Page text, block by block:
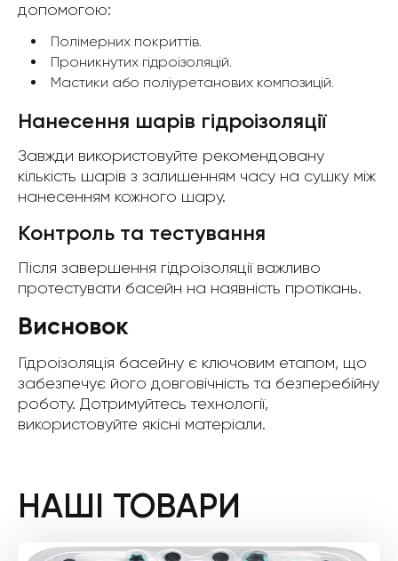
допомогою:
Полімерних покриттів.
Проникнутих гідроізоляцій.
Мастики або поліуретанових композицій.
Нанесення шарів гідроізоляції
Завжди використовуйте рекомендовану
кількість шарів з залишенням часу на сушку між
нанесенням кожного шару.
Контроль та тестування
Після завершення гідроізоляції важливо
протестувати басейн на наявність протікань.
Висновок
Гідроізоляція басейну є ключовим етапом, що
забезпечує його довговічність та безперебійну
роботу. Дотримуйтесь технології,
використовуйте якісні матеріали.
НАШІ ТОВАРИ